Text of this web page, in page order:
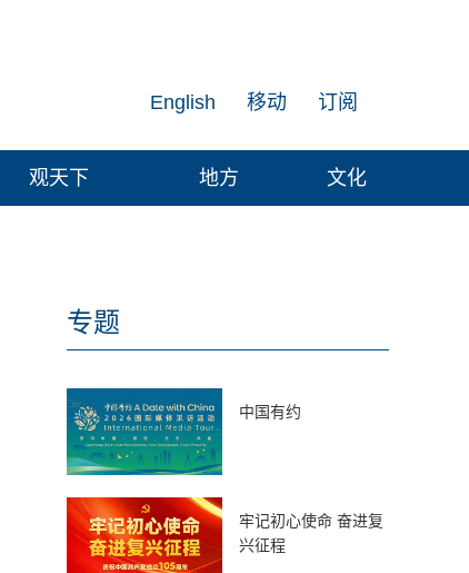
订阅
移动
English
观天下 地方 文化
专题
中国有约
牢记初心使命 奋进复
兴征程